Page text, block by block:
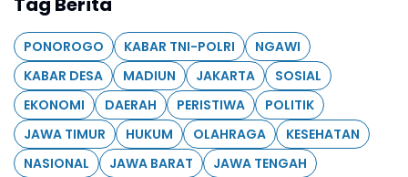
PONOROGO KABAR TNI-POLRI
NGAWI
KABAR DESA
MADIUN JAKARTA
SOSIAL
EKONOMI
DAERAH PERISTIWA
POLITIK
JAWA TIMUR
HUKUM OLAHRAGA
KESEHATAN
NASIONAL
JAWA BARAT
JAWA TENGAH